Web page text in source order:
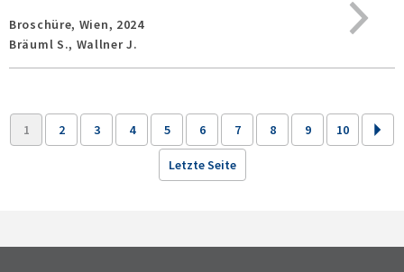
Broschüre, Wien, 2024
Bräuml S., Wallner J.
1 2 3 4 5 6 7 8 9 10
Letzte Seite